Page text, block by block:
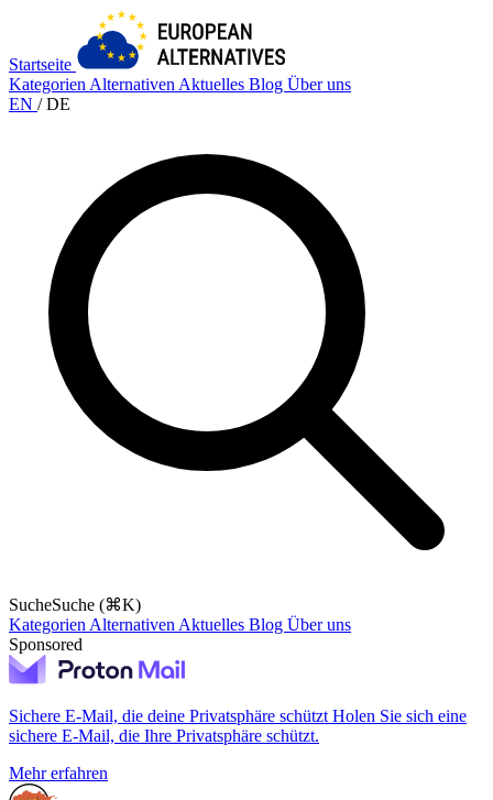
Startseite
Kategorien Alternativen Aktuelles Blog Über uns
EN / DE
SucheSuche (⌘K)
Kategorien Alternativen Aktuelles Blog Über uns
Sponsored
Sichere E-Mail, die deine Privatsphäre schützt Holen Sie sich eine
sichere E-Mail, die Ihre Privatsphäre schützt.
Mehr erfahren